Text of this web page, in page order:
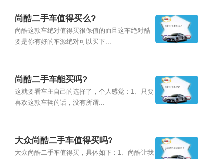
尚酷二手车值得买么?
尚酷这款车绝对值得买很保值的而且这车绝对酷
要是你有好的车源绝对可以买下...
尚酷二手车能买吗?
这就要看车主自己的选择了，个人感觉：1、只要
喜欢这款车辆的话，没有所谓...
大众尚酷二手车值得买吗?
大众尚酷二手车值得买，具体如下：1、尚酷让我